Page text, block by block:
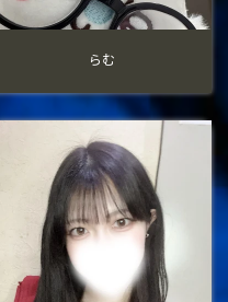
らむ